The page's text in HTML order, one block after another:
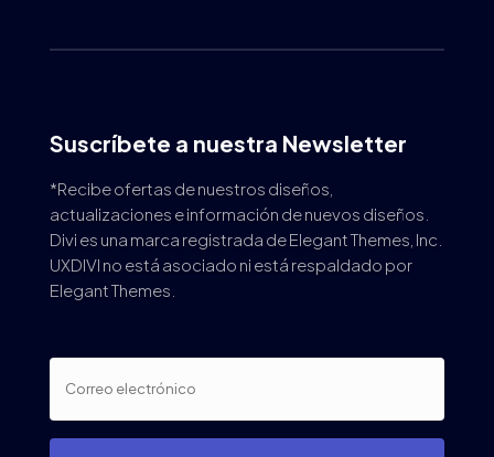
Suscríbete a nuestra Newsletter
*Recibe ofertas de nuestros diseños,
actualizaciones e información de nuevos diseños.
Divi es una marca registrada de Elegant Themes, Inc.
UXDIVI no está asociado ni está respaldado por
Elegant Themes.